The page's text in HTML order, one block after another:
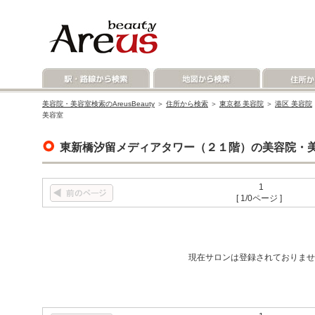
美容院・美容室検索のAreusBeauty ＞ 住所から検索 ＞ 東京都 美容院 ＞ 港区 美容院
美容室
東新橋汐留メディアタワー（２１階）の美容院・
1
[ 1/0ページ ]
現在サロンは登録されておりま